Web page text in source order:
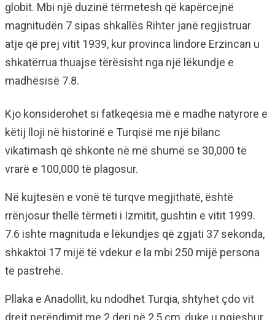
globit. Mbi një duzinë tërmetesh që kapërcejnë
magnitudën 7 sipas shkallës Rihter janë regjistruar
atje që prej vitit 1939, kur provinca lindore Erzincan u
shkatërrua thuajse tërësisht nga një lëkundje e
madhësisë 7.8.
Kjo konsiderohet si fatkeqësia më e madhe natyrore e
këtij lloji në historinë e Turqisë me një bilanc
vikatimash që shkonte në më shumë se 30,000 të
vrarë e 100,000 të plagosur.
Në kujtesën e vonë të turqve megjithatë, është
rrënjosur thellë tërmeti i Izmitit, gushtin e vitit 1999.
7.6 ishte magnituda e lëkundjes që zgjati 37 sekonda,
shkaktoi 17 mijë të vdekur e la mbi 250 mijë persona
të pastrehë.
Pllaka e Anadollit, ku ndodhet Turqia, shtyhet çdo vit
drejt perëndimit me 2 deri në 2,5 cm, duke u ngjeshur